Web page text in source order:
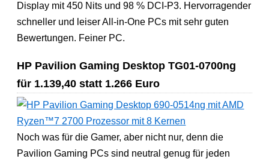
Display mit 450 Nits und 98 % DCI-P3. Hervorragender
schneller und leiser All-in-One PCs mit sehr guten
Bewertungen. Feiner PC.
HP Pavilion Gaming Desktop TG01-0700ng
für 1.139,40 statt 1.266 Euro
Noch was für die Gamer, aber nicht nur, denn die
Pavilion Gaming PCs sind neutral genug für jeden